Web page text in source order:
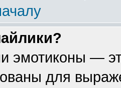
эмотиконы —
для